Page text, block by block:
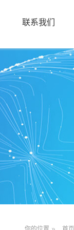
联系我们